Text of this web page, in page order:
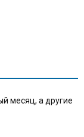
месяц, а другие